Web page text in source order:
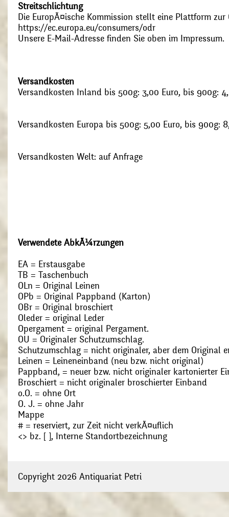
Streitschlichtung
Die EuropÃ¤ische Kommission stellt eine Plattform
https://ec.europa.eu/consumers/odr
Unsere E-Mail-Adresse finden Sie oben im Impressum.
Versandkosten
Versandkosten Inland bis 500g: 3,00 Euro, bis 900g:
Versandkosten Europa bis 500g: 5,00 Euro, bis 900g:
Versandkosten Welt: auf Anfrage
Verwendete AbkÃ¼rzungen
EA = Erstausgabe
TB = Taschenbuch
OLn = Original Leinen
OPb = Original Pappband (Karton)
OBr = Original broschiert
Oleder = original Leder
Opergament = original Pergament.
OU = Originaler Schutzumschlag.
Schutzumschlag = nicht originaler, aber dem Original
Leinen = Leineneinband (neu bzw. nicht original)
Pappband, = neuer bzw. nicht originaler kartonierter
Broschiert = nicht originaler broschierter Einband
o.O. = ohne Ort
O. J. = ohne Jahr
Mappe
# = reserviert, zur Zeit nicht verkÃ¤uflich
<> bz. [ ], Interne Standortbezeichnung
Copyright 2026 Antiquariat Petri